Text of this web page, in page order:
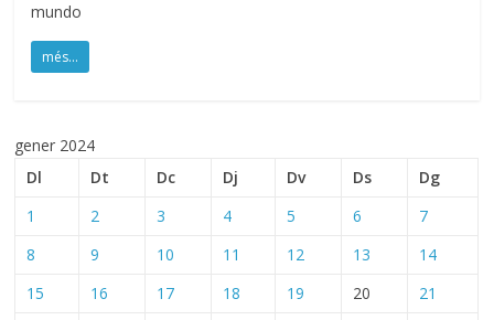
mundo
més...
gener 2024
Dl
Dt Dc Dj Dv Ds
Dg
1
2 3 4 5 6
7
8
9 10 11 12 13
14
15
16 17 18 19 20
21